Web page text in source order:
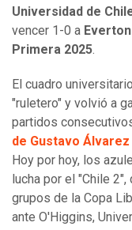
Universidad de
vencer 1-0 a
Primera 2025.
El cuadro
"ruletero" y volvió a
partidos
de Gustavo
Hoy por hoy, los
lucha por el "Chile
grupos de la Copa
ante O'Higgins,